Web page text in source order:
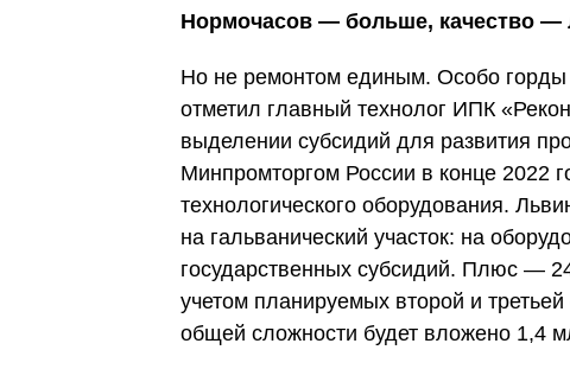
Нормочасов — больше, качество —
Но не ремонтом единым. Особо горды
отметил главный технолог ИПК
выделении субсидий для развития
Минпромторгом России в конце 2022
технологического оборудования.
на гальванический участок: на
государственных субсидий. Плюс —
учетом планируемых второй и
общей сложности будет вложено 1,4